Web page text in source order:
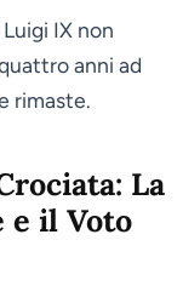
Luigi IX non
anni ad
rimaste.
La
e il Voto